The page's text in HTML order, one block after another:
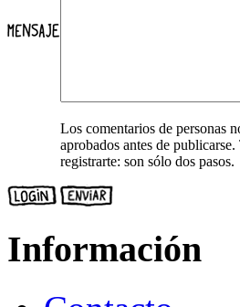
Los comentarios de personas
aprobados antes de
registrarte: son sólo dos pasos.
Información